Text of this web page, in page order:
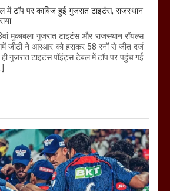
में टॉप पर काबिज हुई गुजरात टाइटंस, राजस्थान
मुकाबला गुजरात टाइटंस और राजस्थान रॉयल्स
जीटी ने आरआर को हराकर 58 रनों से जीत दर्ज
गुजरात टाइटंस पॉइंट्स टेबल में टॉप पर पहुंच गई